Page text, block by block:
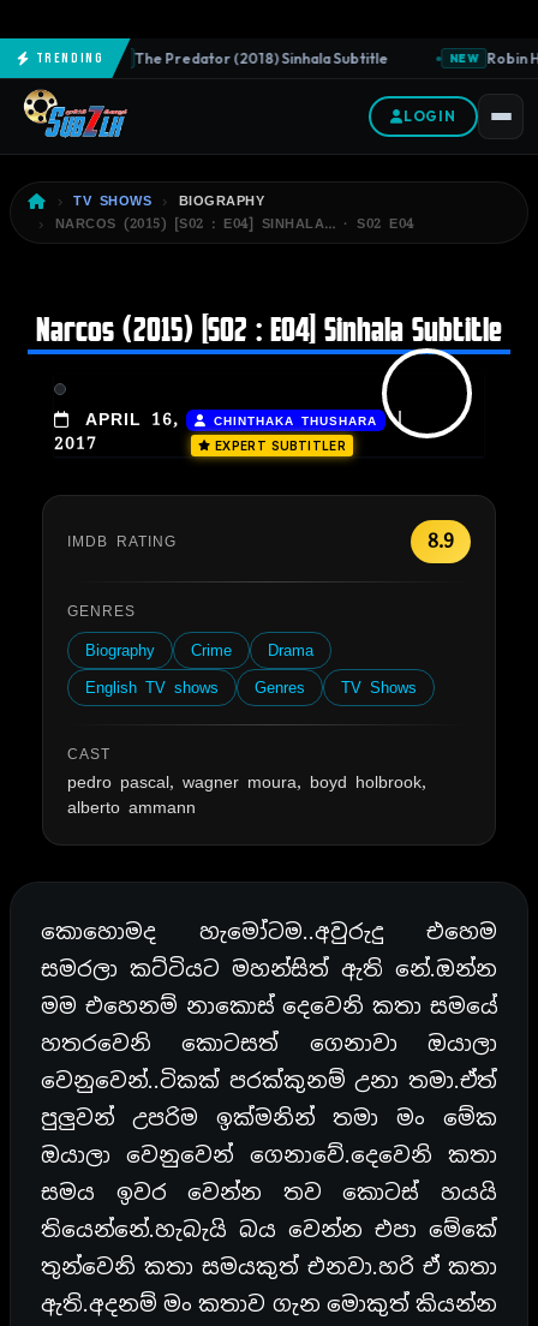
TrendingNEW The Predator (2018) Sinhala Subtitle NEW Robin
LOGIN
TV SHOWS
BIOGRAPHY
NARCOS (2015) [S02 : E04] SINHALA… · S02 E04
Narcos (2015) [S02 : E04] Sinhala Subtitle
APRIL 16,
2017
CHINTHAKA THUSHARA |
EXPERT SUBTITLER
IMDB RATING 8.9
GENRES
Biography Crime
Drama
English TV shows
Genres TV Shows
CAST
pedro pascal, wagner moura, boyd holbrook,
alberto ammann
කොහොමද හැමෝටම..අවුරුදු එහෙම
සමරලා කට්ටියට මහන්සිත් ඇති නේ.ඔන්න
මම එහෙනම් නාකොස් දෙවෙනි කතා සමයේ
හතරවෙනි කොටසත් ගෙනාවා ඔයාලා
වෙනුවෙන්..ටිකක් පරක්කුනම් උනා තමා.ඒත්
පුලුවන් උපරිම ඉක්මනින් තමා මං මේක
ඔයාලා වෙනුවෙන් ගෙනාවේ.දෙවෙනි කතා
සමය ඉවර වෙන්න තව කොටස් හයයි
තියෙන්නේ.හැබැයි බය වෙන්න එපා මේකේ
තුන්වෙනි කතා සමයකුත් එනවා.හරි ඒ කතා
ඇති.අදනම් මං කතාව ගැන මොකුත් කියන්න